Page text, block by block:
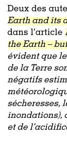
Deux des
Earth and its
dans l’article
the Earth –
évident que
de la Terre
négatifs
sécheresses,
inondations),
et de